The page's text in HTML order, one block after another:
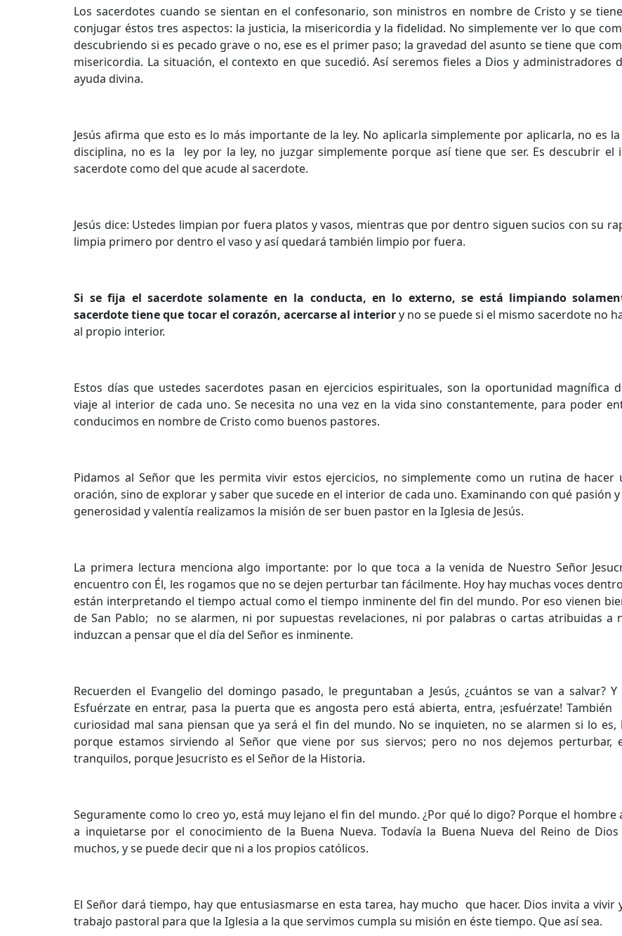
Los sacerdotes cuando se sientan en el confesonario, son ministros en nombre de Cristo y se
conjugar éstos tres aspectos: la justicia, la misericordia y la fidelidad. No simplemente ver lo que
descubriendo si es pecado grave o no, ese es el primer paso; la gravedad del asunto se tiene que
misericordia. La situación, el contexto en que sucedió. Así seremos fieles a Dios y administradores
ayuda divina.
Jesús afirma que esto es lo más importante de la ley. No aplicarla simplemente por aplicarla, no es
disciplina, no es la ley por la ley, no juzgar simplemente porque así tiene que ser. Es descubrir
sacerdote como del que acude al sacerdote.
Jesús dice: Ustedes limpian por fuera platos y vasos, mientras que por dentro siguen sucios con su
limpia primero por dentro el vaso y así quedará también limpio por fuera.
Si se fija el sacerdote solamente en la conducta, en lo externo, se está limpiando
sacerdote tiene que tocar el corazón, acercarse al interiory no se puede si el mismo sacerdote no
al propio interior.
Estos días que ustedes sacerdotes pasan en ejercicios espirituales, son la oportunidad magnífica
viaje al interior de cada uno. Se necesita no una vez en la vida sino constantemente, para poder
conducimos en nombre de Cristo como buenos pastores.
Pidamos al Señor que les permita vivir estos ejercicios, no simplemente como un rutina de hacer
oración, sino de explorar y saber que sucede en el interior de cada uno. Examinando con qué pasión
generosidad y valentía realizamos la misión de ser buen pastor en la Iglesia de Jesús.
La primera lectura menciona algo importante: por lo que toca a la venida de Nuestro Señor
encuentro con Él, les rogamos que no se dejen perturbar tan fácilmente. Hoy hay muchas voces
están interpretando el tiempo actual como el tiempo inminente del fin del mundo. Por eso vienen
de San Pablo; no se alarmen, ni por supuestas revelaciones, ni por palabras o cartas atribuidas a
induzcan a pensar que el día del Señor es inminente.
Recuerden el Evangelio del domingo pasado, le preguntaban a Jesús, ¿cuántos se van a salvar? Y
Esfuérzate en entrar, pasa la puerta que es angosta pero está abierta, entra, ¡esfuérzate! También
curiosidad mal sana piensan que ya será el fin del mundo. No se inquieten, no se alarmen si lo es,
porque estamos sirviendo al Señor que viene por sus siervos; pero no nos dejemos perturbar,
tranquilos, porque Jesucristo es el Señor de la Historia.
Seguramente como lo creo yo, está muy lejano el fin del mundo. ¿Por qué lo digo? Porque el hombre
a inquietarse por el conocimiento de la Buena Nueva. Todavía la Buena Nueva del Reino de
muchos, y se puede decir que ni a los propios católicos.
El Señor dará tiempo, hay que entusiasmarse en esta tarea, hay mucho que hacer. Dios invita a vivir
trabajo pastoral para que la Iglesia a la que servimos cumpla su misión en éste tiempo. Que así sea.